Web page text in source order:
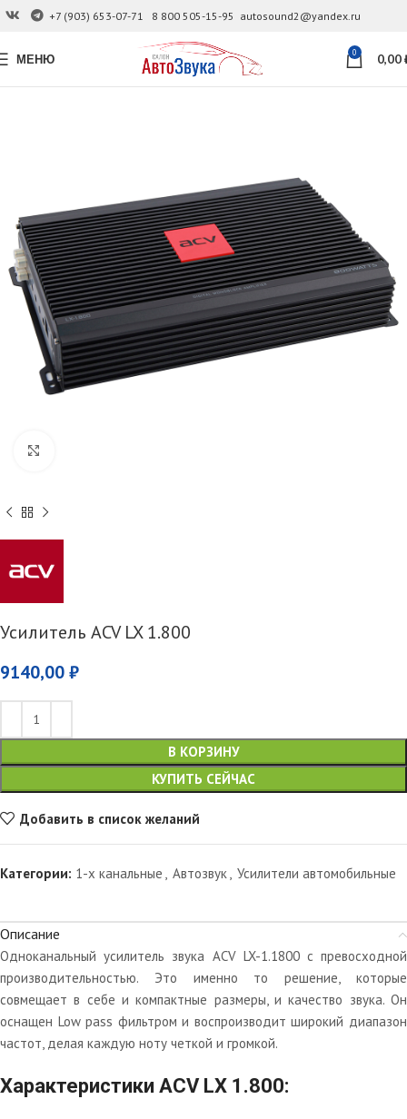
+7 (903) 653-07-71 8 800 505-15-95 autosound2@yandex.ru
МЕНЮ 0 0,00
Усилитель ACV LX 1.800
9140,00 ₽
В КОРЗИНУ
КУПИТЬ СЕЙЧАС
Добавить в список желаний
Категории: 1-х канальные , Автозвук, Усилители автомобильные
Описание
Одноканальный усилитель звука ACV LX-1.1800 с превосходной
производительностью. Это именно то решение, которые
совмещает в себе и компактные размеры, и качество звука. Он
оснащен Low pass фильтром и воспроизводит широкий диапазон
частот, делая каждую ноту четкой и громкой.
Характеристики ACV LX 1.800: